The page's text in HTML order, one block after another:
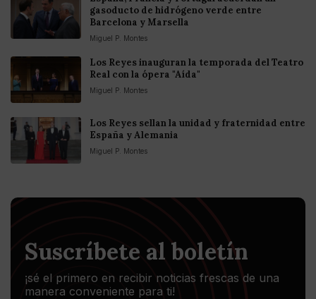
gasoducto de hidrógeno verde entre
Barcelona y Marsella
Miguel P. Montes
Los Reyes inauguran la temporada del Teatro
Real con la ópera "Aída"
Miguel P. Montes
Los Reyes sellan la unidad y fraternidad entre
España y Alemania
Miguel P. Montes
Suscríbete al boletín
¡sé el primero en recibir noticias frescas de una
manera conveniente para ti!